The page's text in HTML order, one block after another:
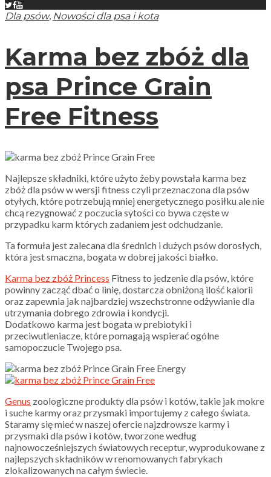
Dla psów, Nowości dla psa i kota
Karma bez zbóż dla
psa Prince Grain
Free Fitness
Najlepsze składniki, które użyto żeby powstała karma bez
zbóż dla psów w wersji fitness czyli przeznaczona dla psów
otyłych, które potrzebują mniej energetycznego posiłku ale nie
chcą rezygnować z poczucia sytości co bywa częste w
przypadku karm których zadaniem jest odchudzanie.
Ta formuła jest zalecana dla średnich i dużych psów dorosłych,
która jest smaczna, bogata w dobrej jakości białko.
Karma bez zbóż Princess Fitness to jedzenie dla psów, które
powinny zacząć dbać o linię, dostarcza obniżoną ilość kalorii
oraz zapewnia jak najbardziej wszechstronne odżywianie dla
utrzymania dobrego zdrowia i kondycji.
Dodatkowo karma jest bogata w prebiotyki i
przeciwutleniacze, które pomagają wspierać ogólne
samopoczucie Twojego psa.
Genus zoologiczne produkty dla psów i kotów, takie jak mokre
i suche karmy oraz przysmaki importujemy z całego świata.
Staramy się mieć w naszej ofercie najzdrowsze karmy i
przysmaki dla psów i kotów, tworzone według
najnowocześniejszych światowych receptur, wyprodukowane z
najlepszych składników w renomowanych fabrykach
zlokalizowanych na całym świecie.